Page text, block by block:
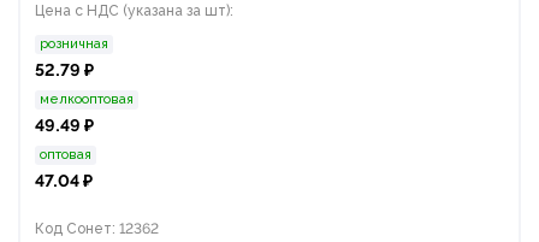
Цена с НДС (указана за шт):
розничная
52.79 ₽
мелкооптовая
49.49 ₽
оптовая
47.04 ₽
Код Сонет: 12362